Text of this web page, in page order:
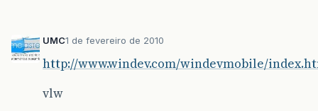
UMC1 de fevereiro de 2010
http://www.windev.com/windevmobile/
vlw